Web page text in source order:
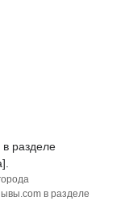
в разделе
в разделе